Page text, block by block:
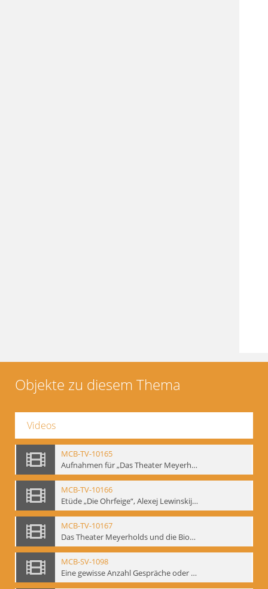
Objekte zu diesem Thema
Videos
MCB-TV-10165
Aufnahmen für „Das Theater Meyerholds und die Biomechanik“ (14). Interview von Jörg Bochow mit Gennadij Bogdanow - Interne Signatur: BM-vid-192
MCB-TV-10166
Etüde „Die Ohrfeige“, Alexej Lewinskij und Gennadij Bogdanow - Interne Signatur: BM-vid-197
MCB-TV-10167
Das Theater Meyerholds und die Biomechanik. Ein Film des Mime Centrums in Zusammenarbeit mit Gennadij Bogdanow. - Interne Signatur: BM-vid-104
MCB-SV-1098
Eine gewisse Anzahl Gespräche oder das völlig umgearbeitete Stundenbuch, Berlin 1995.